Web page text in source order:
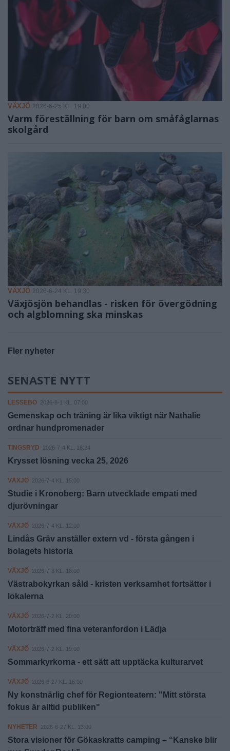
VÄXJÖ 2026-6-25 KL. 19:00
Varm föreställning för barn om småfåglarnas
skolgård
VÄXJÖ 2026-6-24 KL. 19:30
Växjösjön behandlas - risken för övergödning
och algblomning ska minskas
Fler nyheter
SENASTE NYTT
LESSEBO 2026-8-1 KL. 07:00
Gemenskap och träning är lika viktigt när Nathalie
ordnar hundpromenader
TINGSRYD 2026-7-4 KL. 16:24
Krysset lösning vecka 25, 2026
VÄXJÖ 2026-7-4 KL. 15:00
Studie i Kronoberg: Barn utvecklade empati med
djurövningar
VÄXJÖ 2026-7-4 KL. 12:00
Lindås Gräv anställer extern vd - första gången i
bolagets historia
VÄXJÖ 2026-7-3 KL. 18:00
Västrabokyrkan såld - kristen verksamhet fortsätter i
lokalerna
VÄXJÖ 2026-7-2 KL. 20:00
Motorträff med fina veteranfordon i Lädja
VÄXJÖ 2026-7-2 KL. 19:00
Sommarkyrkorna - ett sätt att upptäcka kulturarvet
VÄXJÖ 2026-6-27 KL. 16:00
Ny konstnärlig chef för Regionteatern: "Mitt största
fokus är alltid publiken"
NYHETER 2026-6-27 KL. 13:00
Stora visioner för Gökaskratts camping – “Kanske blir